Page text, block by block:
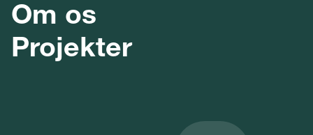
Om os
Projekter